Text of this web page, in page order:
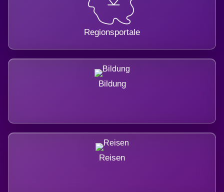
Regionsportale
Bildung
Reisen